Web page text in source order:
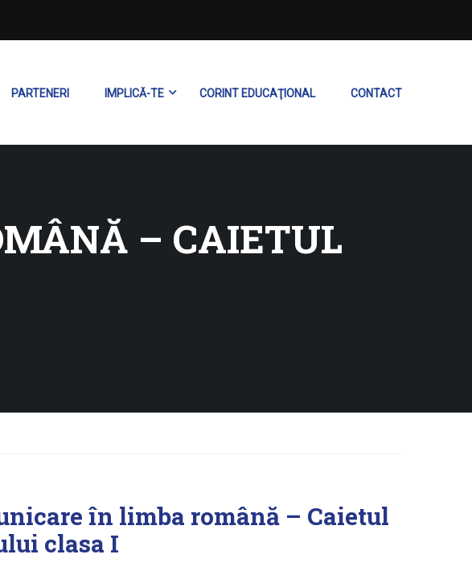
PARTENERI IMPLICĂ-TE CORINT EDUCAŢIONAL CONTACT
– CAIETUL
în limba română – Caietul
clasa I